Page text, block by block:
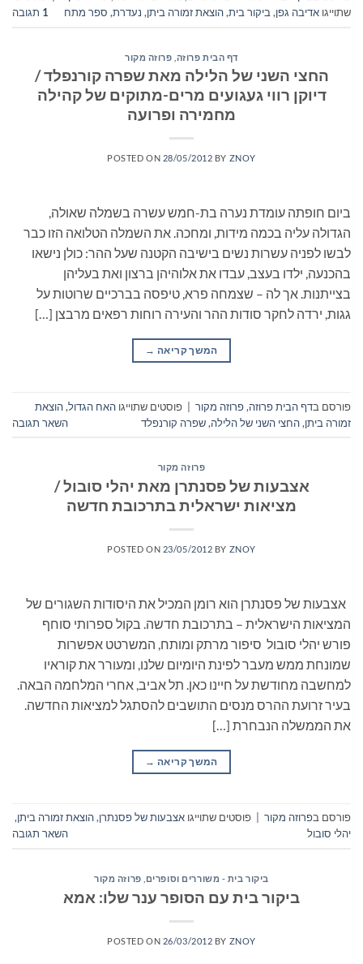
שתוייגו אדיבה גפן, ביקור בית,הוצאת זמורה ביתן, נעדרת, ספר מתח 1 תגובה
דף הבית פרוזה פרוזה מקור
החצי השני של הלילה מאת שפרה קורנפלד /
דיוקן רווי געגועים מרים-מתוקים של קהילה
מחמירה ופרועה
POSTED ON 28/05/2012 BY ZNOY
ביום חופתה עומדת נערה בת-חמש עשרה בשמלה שאולה,
הגדולה עליה בכמה מידות, ומחכה. את השמלה הטלואה הזו כבר
לבשו לפניה עשרות נשים בישיבה הקטנה שעל ההר: כולן נישאו
בהכנעה, ילדו בעצב, עבדו את אלוהיהן ברצון ואת בעליהן
בצייתנות. אך לה – שצמחה פרא, טיפסה בברכיים שרוטות על
גגות, ירדה לחקר סודות ההר והעירה רוחות רפאים מרבצן […]
המשך קריאה →
פורסם בדף הבית פרוזה,פרוזה מקור פוסטים שתוייגו האח הגדול,הוצאת
זמורה ביתן,החצי השני של הלילה,שפרה קורנפלד השאר תגובה
פרוזה מקור
אצבעות של פסנתרן מאת יהלי סובול /
מציאות ישראלית בתרכובת חדשה
POSTED ON 23/05/2012 BY ZNOY
אצבעות של פסנתרן הוא רומן המכיל את היסודות השגורים של
המציאות הישראלית – בתרכובת חדשה. בקול ספרותי סוחף
פורש יהלי סובול סיפור מרתק ומותח, המשרטט אפשרות
שמונחת ממש מעבר לפינת היומיום שלנו, ומעורר את קוראיו
למחשבה מחודשת על חיינו כאן. תל אביב, אחרי המלחמה הבאה.
בעיר זרועת ההרס מנסים התושבים להסתגל למציאות החדשה.
את הממשלה הנבחרת […]
המשך קריאה →
פורסם בפרוזה מקור פוסטים שתוייגו אצבעות של פסנתרן,הוצאת זמורה ביתן,
יהלי סובול
השאר תגובה
ביקור בית - משוררים וסופרים פרוזה מקור
ביקור בית עם הסופר ענר שלו: אמא
POSTED ON 26/03/2012 BY ZNOY